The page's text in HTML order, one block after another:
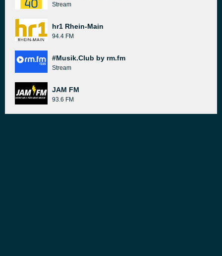
Stream
hr1 Rhein-Main
94.4 FM
#Musik.Club by rm.fm
Stream
JAM FM
93.6 FM